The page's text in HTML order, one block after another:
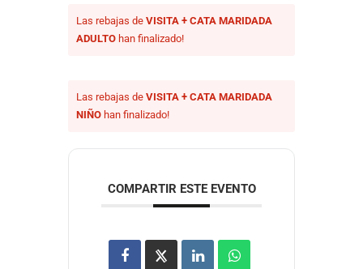
Las rebajas de VISITA + CATA MARIDADA
ADULTO han finalizado!
Las rebajas de VISITA + CATA MARIDADA
NIÑO han finalizado!
COMPARTIR ESTE EVENTO